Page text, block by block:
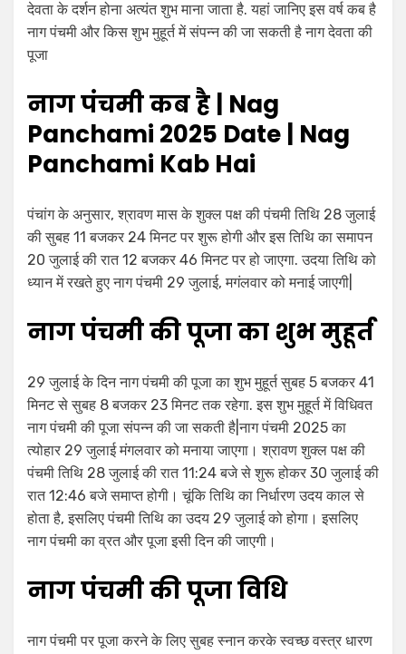
देवता के दर्शन होना अत्यंत शुभ माना जाता है. यहां जानिए इस वर्ष कब है
नाग पंचमी और किस शुभ मुहूर्त में संपन्न की जा सकती है नाग देवता की
पूजा
नाग पंचमी कब है | Nag
Panchami 2025 Date | Nag
Panchami Kab Hai
पंचांग के अनुसार, श्रावण मास के शुक्ल पक्ष की पंचमी तिथि 28 जुलाई
की सुबह 11 बजकर 24 मिनट पर शुरू होगी और इस तिथि का समापन
20 जुलाई की रात 12 बजकर 46 मिनट पर हो जाएगा. उदया तिथि को
ध्यान में रखते हुए नाग पंचमी 29 जुलाई, मगंलवार को मनाई जाएगी|
नाग पंचमी की पूजा का शुभ मुहूर्त
29 जुलाई के दिन नाग पंचमी की पूजा का शुभ मुहूर्त सुबह 5 बजकर 41
मिनट से सुबह 8 बजकर 23 मिनट तक रहेगा. इस शुभ मुहूर्त में विधिवत
नाग पंचमी की पूजा संपन्न की जा सकती है|नाग पंचमी 2025 का
त्योहार 29 जुलाई मंगलवार को मनाया जाएगा। श्रावण शुक्ल पक्ष की
पंचमी तिथि 28 जुलाई की रात 11:24 बजे से शुरू होकर 30 जुलाई की
रात 12:46 बजे समाप्त होगी। चूंकि तिथि का निर्धारण उदय काल से
होता है, इसलिए पंचमी तिथि का उदय 29 जुलाई को होगा। इसलिए
नाग पंचमी का व्रत और पूजा इसी दिन की जाएगी।
नाग पंचमी की पूजा विधि
नाग पंचमी पर पूजा करने के लिए सुबह स्नान करके स्वच्छ वस्त्र धारण